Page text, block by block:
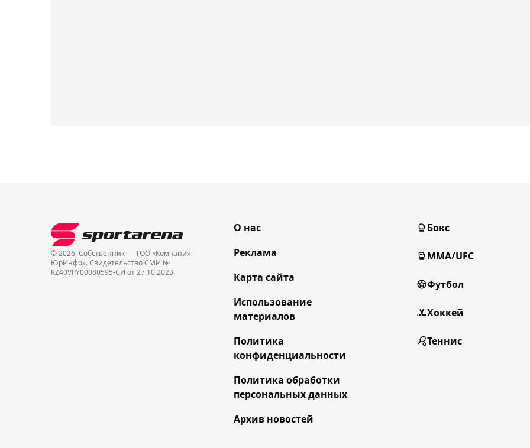
© 2026. Собственник — ТОО «Компания
ЮрИнфо». Cвидетельство СМИ №
KZ40VPY00080595-СИ от 27.10.2023
О нас
Реклама
Карта сайта
Использование
материалов
Политика
конфиденциальности
Политика обработки
персональных данных
Архив новостей
Бокс
MMA/UFC
Футбол
Хоккей
Теннис